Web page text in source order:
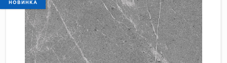
Искусственный камень
Клинкер
НОВИНКА